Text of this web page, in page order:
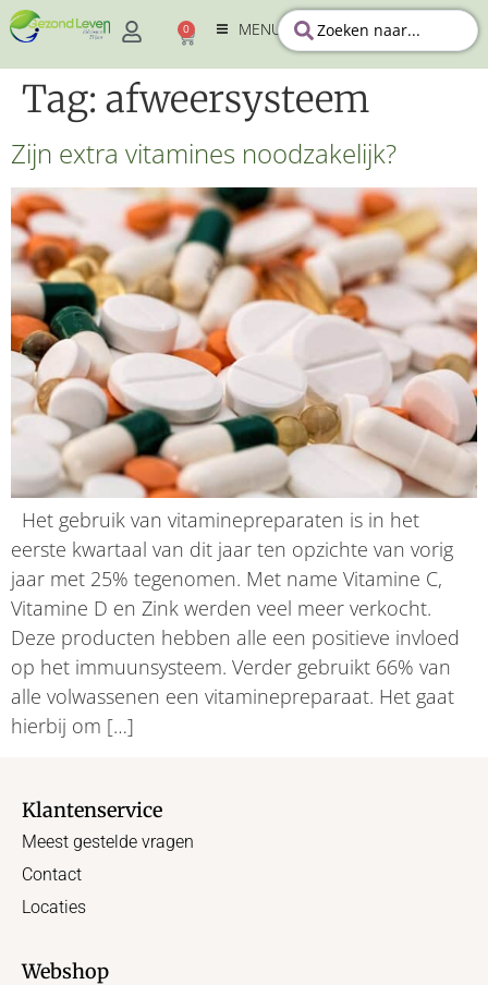
0 MENU
Tag: afweersysteem
Zijn extra vitamines noodzakelijk?
Het gebruik van vitaminepreparaten is in het
eerste kwartaal van dit jaar ten opzichte van vorig
jaar met 25% tegenomen. Met name Vitamine C,
Vitamine D en Zink werden veel meer verkocht.
Deze producten hebben alle een positieve invloed
op het immuunsysteem. Verder gebruikt 66% van
alle volwassenen een vitaminepreparaat. Het gaat
hierbij om […]
Klantenservice
Meest gestelde vragen
Contact
Locaties
Webshop